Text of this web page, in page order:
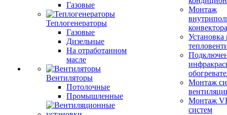
Газовые
Теплогенераторы
Газовые
Дизельные
На отработанном
масле
Вентиляторы
Потолочные
Промышленные
Монтаж
конвектора
Установка
Монтаж
Монтаж
систем